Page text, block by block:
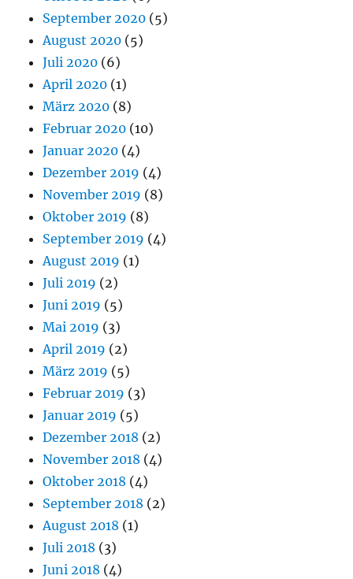
September 2020 (5)
August 2020 (5)
Juli 2020 (6)
April 2020 (1)
März 2020 (8)
Februar 2020 (10)
Januar 2020 (4)
Dezember 2019 (4)
November 2019 (8)
Oktober 2019 (8)
September 2019 (4)
August 2019 (1)
Juli 2019 (2)
Juni 2019 (5)
Mai 2019 (3)
April 2019 (2)
März 2019 (5)
Februar 2019 (3)
Januar 2019 (5)
Dezember 2018 (2)
November 2018 (4)
Oktober 2018 (4)
September 2018 (2)
August 2018 (1)
Juli 2018 (3)
Juni 2018 (4)